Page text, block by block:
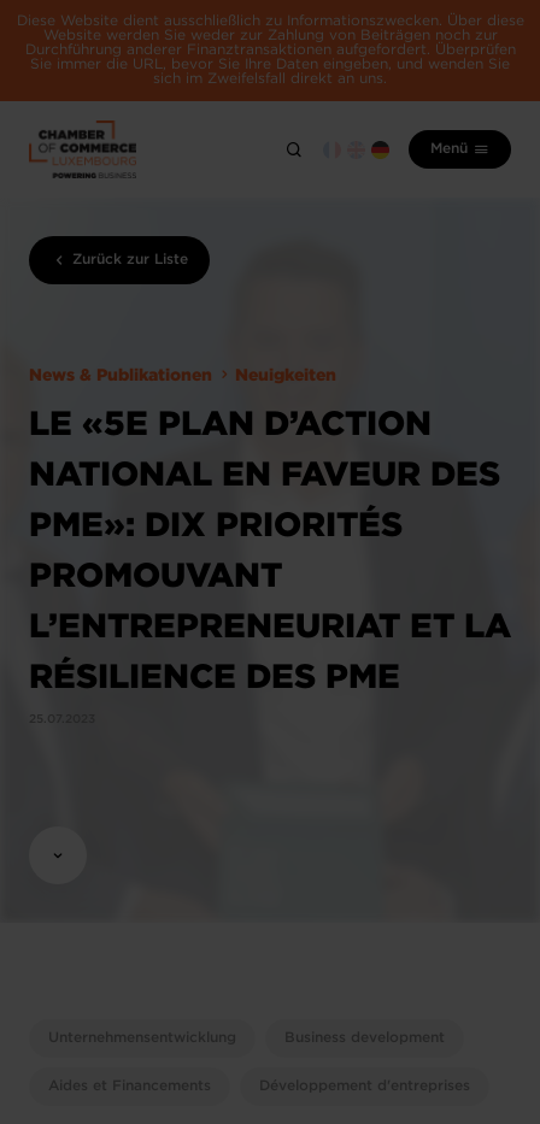
Diese Website dient ausschließlich zu Informationszwecken. Über diese
Website werden Sie weder zur Zahlung von Beiträgen noch zur
Durchführung anderer Finanztransaktionen aufgefordert. Überprüfen
Sie immer die URL, bevor Sie Ihre Daten eingeben, und wenden Sie
sich im Zweifelsfall direkt an uns.
Menü
Zurück zur Liste
News & Publikationen Neuigkeiten
LE «5E PLAN D’ACTION
NATIONAL EN FAVEUR DES
PME»: DIX PRIORITÉS
PROMOUVANT
L’ENTREPRENEURIAT ET LA
RÉSILIENCE DES PME
Unternehmensentwicklung Business development
Aides et Financements Développement d'entreprises